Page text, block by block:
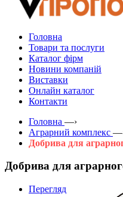
Головна
Товари та послуги
Каталог фірм
Новини компаній
Виставки
Онлайн каталог
Контакти
Головна —›
Аграрний комплекс
Добрива для
Добрива для
Перегляд